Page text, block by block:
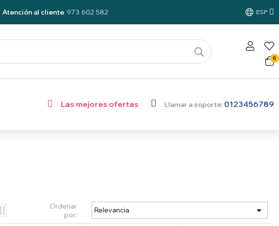
Atención al cliente 973 602 582 ESP
0
Las mejores ofertas Llamar a soporte: 0123456789
Ordenar
por:
Relevancia 